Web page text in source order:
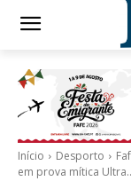
Início Desporto
em prova mítica